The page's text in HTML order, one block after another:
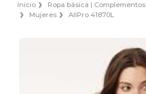
Inicio Ropa básica | Complementos
Mujeres
AllPro 41870L